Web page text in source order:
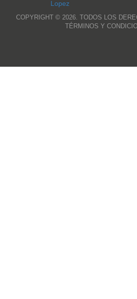
COPYRIGHT © 2026. TODOS LOS
TÉRMINOS Y